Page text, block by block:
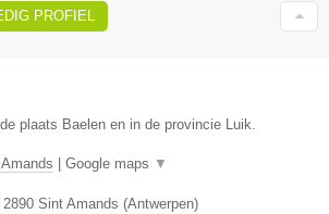
PROFIEL
plaats Baelen en in de provincie Luik.
Google maps ▼
2890 Sint Amands (Antwerpen)